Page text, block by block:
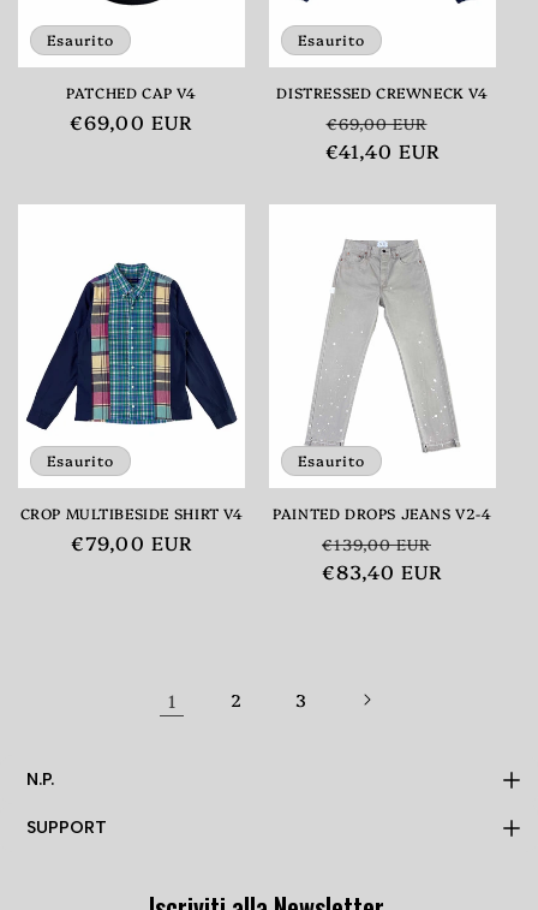
Esaurito
PATCHED CAP V4
Prezzo
€69,00 EUR
Esaurito
DISTRESSED CREWNECK V4
Prezzo
di
€69,00 EUR
€41,40 EUR
Esaurito
CROP MULTIBESIDE SHIRT V4
Prezzo
€79,00 EUR
Esaurito
PAINTED DROPS JEANS V2-4
Prezzo
di
€139,00 EUR
€83,40 EUR
1 2 3
N.P.
SUPPORT
PRIVACY POLICY